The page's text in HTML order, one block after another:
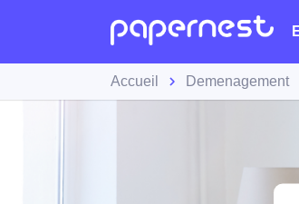
Accueil Demenagement